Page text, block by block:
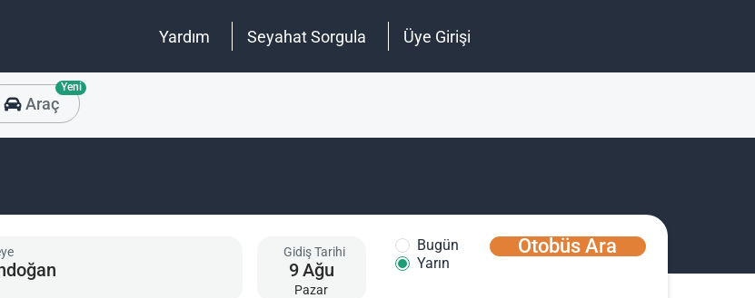
Yardım Seyahat Sorgula Üye Girişi
Araç
Yeni
Gidiş Tarihi
9Ağu
Pazar
Bugün
Yarın
Otobüs Ara